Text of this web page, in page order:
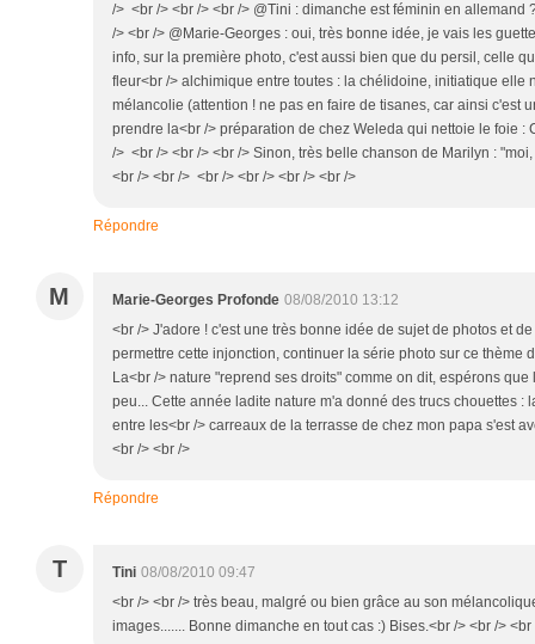
/> <br /> <br /> <br /> @Tini : dimanche est féminin en allemand
/> <br /> @Marie-Georges : oui, très bonne idée, je vais les
info, sur la première photo, c'est aussi bien que du persil, celle
fleur<br /> alchimique entre toutes : la chélidoine, initiatique elle
mélancolie (attention ! ne pas en faire de tisanes, car ainsi c'est
prendre la<br /> préparation de chez Weleda qui nettoie le foie :
/> <br /> <br /> <br /> Sinon, très belle chanson de Marilyn :
<br /> <br /> <br /> <br /> <br /> <br />
Répondre
M Marie-Georges Profonde 08/08/2010 13:12
<br /> J'adore ! c'est une très bonne idée de sujet de photos et
permettre cette injonction, continuer la série photo sur ce thème
La<br /> nature "reprend ses droits" comme on dit, espérons
peu... Cette année ladite nature m'a donné des trucs chouettes :
entre les<br /> carreaux de la terrasse de chez mon papa s'est
<br /> <br />
Répondre
T Tini 08/08/2010 09:47
<br /> <br /> très beau, malgré ou bien grâce au son
images....... Bonne dimanche en tout cas :) Bises.<br /> <br /> <br